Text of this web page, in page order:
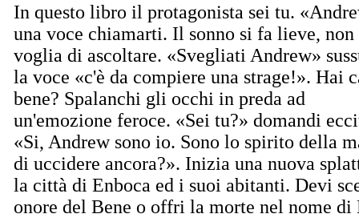
In questo libro il protagonista sei tu.
una voce chiamarti. Il sonno si fa lieve, non
voglia di ascoltare. «Svegliati Andrew»
la voce «c'è da compiere una strage!». Hai
bene? Spalanchi gli occhi in preda ad
un'emozione feroce. «Sei tu?» domandi
«Si, Andrew sono io. Sono lo spirito della
di uccidere ancora?». Inizia una nuova
la città di Enboca ed i suoi abitanti. Devi
onore del Bene o offri la morte nel nome di